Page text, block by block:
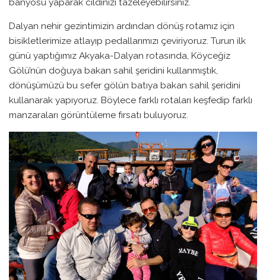
Dalyan nehir gezintimizin ardından dönüş rotamız için
bisikletlerimize atlayıp pedallarımızı çeviriyoruz. Turun ilk
günü yaptığımız Akyaka-Dalyan rotasında, Köyceğiz
Gölü’nün doğuya bakan sahil şeridini kullanmıştık,
dönüşümüzü bu sefer gölün batıya bakan sahil şeridini
kullanarak yapıyoruz. Böylece farklı rotaları keşfedip farklı
manzaraları görüntüleme fırsatı buluyoruz.